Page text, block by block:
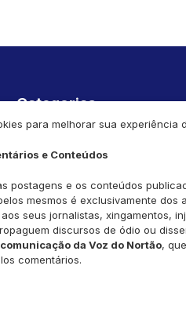
Categorias
Esporte
Infraestrutura
Saúde
Educação
Meio
Segurança
Pública
para melhorar sua
e Conteúdos
postagens e os conteúdos
mesmos é exclusivamente dos
seus jornalistas, xingamentos,
discursos de ódio ou
da Voz do Nortão,
comentários.